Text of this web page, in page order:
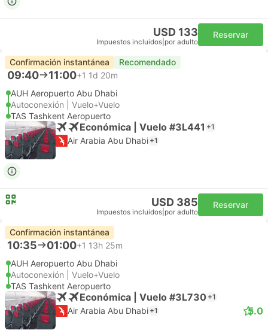
USD 133
Impuestos incluidos por adulto
Reservar
Confirmación instantánea Recomendado
09:40 11:00+1 1d 20m
AUH Aeropuerto Abu Dhabi
Autoconexión | Vuelo+Vuelo
TAS Tashkent Aeropuerto
Económica | Vuelo #3L441 +1
Air Arabia Abu Dhabi +1
USD 385
Impuestos incluidos por adulto
Reservar
Confirmación instantánea
10:35 01:00+1 13h 25m
AUH Aeropuerto Abu Dhabi
Autoconexión | Vuelo+Vuelo
TAS Tashkent Aeropuerto
Económica | Vuelo #3L730 +1
Air Arabia Abu Dhabi +1 5.0